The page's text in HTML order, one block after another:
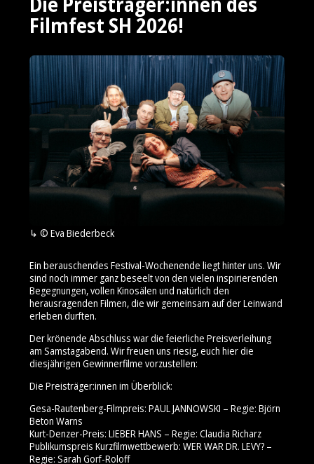
Filmfest SH 2026!
© Eva Biederbeck
Ein berauschendes Festival-Wochenende liegt hinter uns. Wir
sind noch immer ganz beseelt von den vielen inspirierenden
Begegnungen, vollen Kinosälen und natürlich den
herausragenden Filmen, die wir gemeinsam auf der Leinwand
erleben durften.
Der krönende Abschluss war die feierliche Preisverleihung
am Samstagabend. Wir freuen uns riesig, euch hier die
diesjährigen Gewinnerfilme vorzustellen:
Die Preisträger:innen im Überblick:
Gesa-Rautenberg-Filmpreis: PAUL JANNOWSKI – Regie: Björn
Beton Warns
Kurt-Denzer-Preis: LIEBER HANS – Regie: Claudia Richarz
Publikumspreis Kurzfilmwettbewerb: WER WAR DR. LEVY? –
Regie: Sarah Gorf-Roloff